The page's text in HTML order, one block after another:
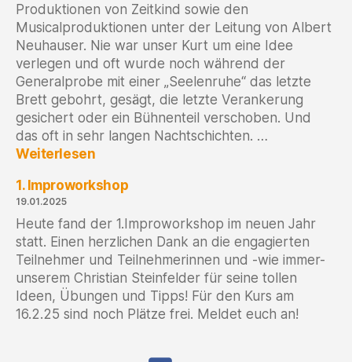
Produktionen von Zeitkind sowie den
Musicalproduktionen unter der Leitung von Albert
Neuhauser. Nie war unser Kurt um eine Idee
verlegen und oft wurde noch während der
Generalprobe mit einer „Seelenruhe“ das letzte
Brett gebohrt, gesägt, die letzte Verankerung
gesichert oder ein Bühnenteil verschoben. Und
das oft in sehr langen Nachtschichten. …
Weiterlesen:
nehmen
von
Kurt
Gnaiger
1. Improworkshop
19.01.2025
Heute fand der 1.Improworkshop im neuen Jahr
statt. Einen herzlichen Dank an die engagierten
Teilnehmer und Teilnehmerinnen und -wie immer-
unserem Christian Steinfelder für seine tollen
Ideen, Übungen und Tipps! Für den Kurs am
16.2.25 sind noch Plätze frei. Meldet euch an!